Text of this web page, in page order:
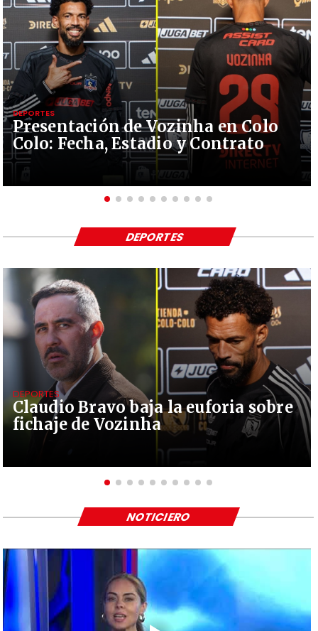
Presentación de Vozinha en Colo
Colo: Fecha, Estadio y Contrato
DEPORTES
Claudio Bravo baja la euforia sobre
fichaje de Vozinha
DEPORTES
DEPORTES
NOTICIERO